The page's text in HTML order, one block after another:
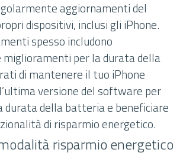
aggiornamenti del
dispositivi, inclusi gli iPhone.
spesso includono
per la durata della
di mantenere il tuo iPhone
versione del software per
durata della batteria e beneficiare
di risparmio energetico.
risparmio energetico